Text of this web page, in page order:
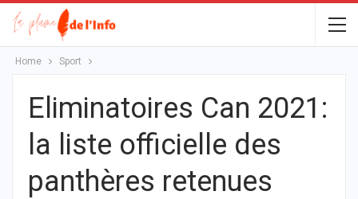
Home Sport
Eliminatoires Can 2021:
la liste officielle des
panthères retenues